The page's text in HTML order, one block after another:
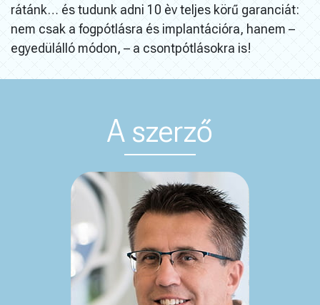
rátánk… és tudunk adni 10 èv teljes körű garanciát:
nem csak a fogpótlásra és implantációra, hanem –
egyedülálló módon, – a csontpótlásokra is!
A szerző